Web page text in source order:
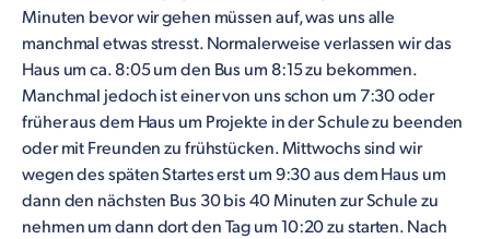
Minuten bevor wir gehen müssen auf, was uns alle
manchmal etwas stresst. Normalerweise verlassen wir das
Haus um ca. 8:05 um den Bus um 8:15 zu bekommen.
Manchmal jedoch ist einer von uns schon um 7:30 oder
früher aus dem Haus um Projekte in der Schule zu beenden
oder mit Freunden zu frühstücken. Mittwochs sind wir
wegen des späten Startes erst um 9:30 aus dem Haus um
dann den nächsten Bus 30 bis 40 Minuten zur Schule zu
nehmen um dann dort den Tag um 10:20 zu starten. Nach